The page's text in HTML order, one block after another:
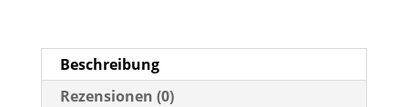
Persien
Menge
Beschreibung
Rezensionen (0)